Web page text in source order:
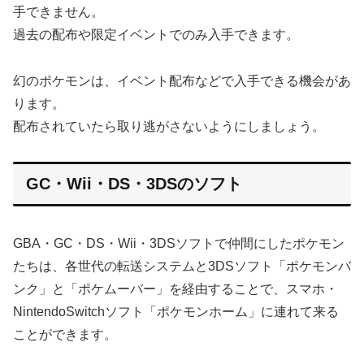
手できません。
過去の配布や限定イベントでのみ入手できます。
幻のポケモンは、イベント配布などで入手できる機会があ
ります。
配布されていたら取り逃がさないようにしましょう。
GC・Wii・DS・3DSのソフト
GBA・GC・DS・Wii・3DSソフトで仲間にしたポケモン
たちは、各世代の転送システムと3DSソフト「ポケモンバ
ンク」と「ポケムーバー」を経由することで、スマホ・
NintendoSwitchソフト「ポケモンホーム」に連れて来る
ことができます。